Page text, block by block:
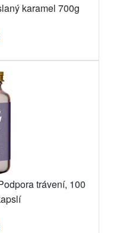
karamel 700g
trávení, 100